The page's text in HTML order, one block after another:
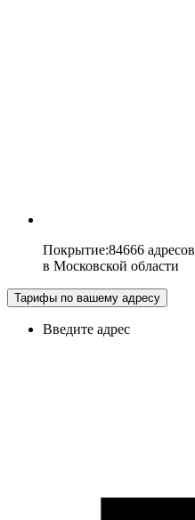
Покрытие:84666 адресов
в Московской области
Тарифы по вашему адресу
Введите адрес